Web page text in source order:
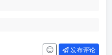
发布评论